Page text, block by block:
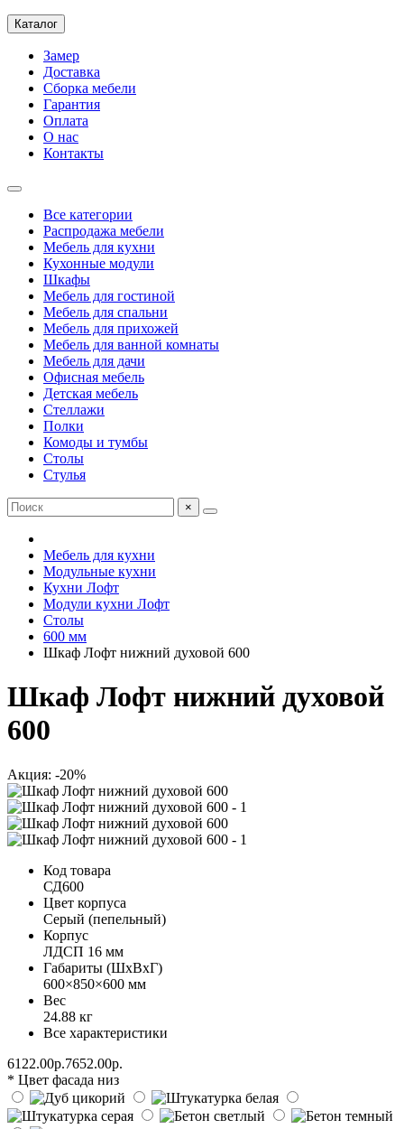
Каталог
Замер
Доставка
Сборка мебели
Гарантия
Оплата
О нас
Контакты
Все категории
Распродажа мебели
Мебель для кухни
Кухонные модули
Шкафы
Мебель для гостиной
Мебель для спальни
Мебель для прихожей
Мебель для ванной комнаты
Мебель для дачи
Офисная мебель
Детская мебель
Стеллажи
Полки
Комоды и тумбы
Столы
Стулья
×
Мебель для кухни
Модульные кухни
Кухни Лофт
Модули кухни Лофт
Столы
600 мм
Шкаф Лофт нижний духовой 600
Шкаф Лофт нижний духовой
600
Акция: -20%
Код товара
СД600
Цвет корпуса
Серый (пепельный)
Корпус
ЛДСП 16 мм
Габариты (ШхВхГ)
600×850×600 мм
Вес
24.88 кг
Все характеристики
6122.00р.7652.00р.
* Цвет фасада низ